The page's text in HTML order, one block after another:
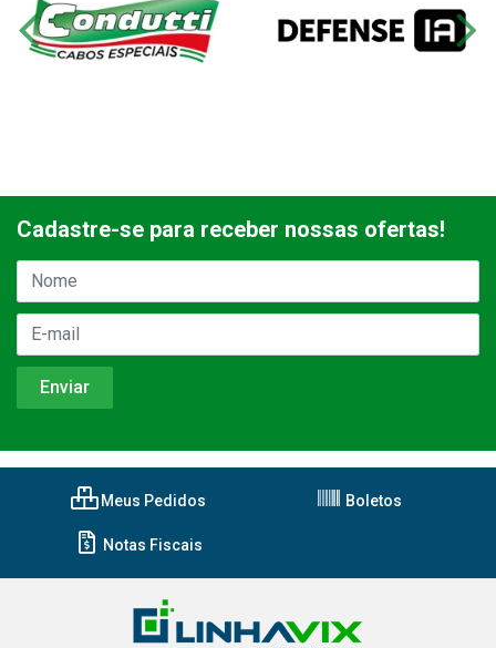
Cadastre-se para receber nossas ofertas!
Meus Pedidos Boletos
Notas Fiscais